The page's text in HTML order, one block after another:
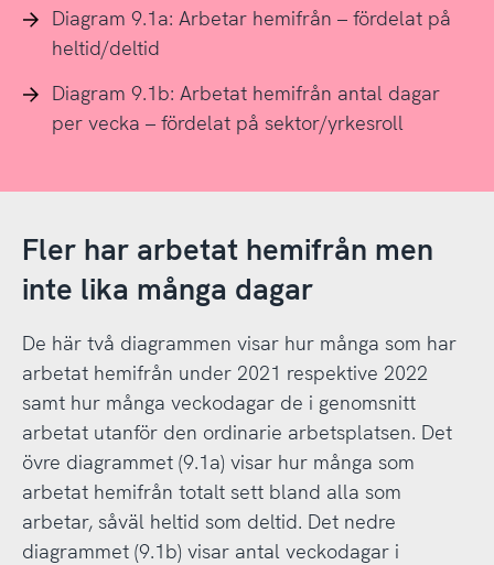
Diagram 9.1a: Arbetar hemifrån – fördelat på
heltid/deltid
Diagram 9.1b: Arbetat hemifrån antal dagar
per vecka – fördelat på sektor/yrkesroll
Fler har arbetat hemifrån men
inte lika många dagar
De här två diagrammen visar hur många som har
arbetat hemifrån under 2021 respektive 2022
samt hur många veckodagar de i genomsnitt
arbetat utanför den ordinarie arbetsplatsen. Det
övre diagrammet (9.1a) visar hur många som
arbetat hemifrån totalt sett bland alla som
arbetar, såväl heltid som deltid. Det nedre
diagrammet (9.1b) visar antal veckodagar i